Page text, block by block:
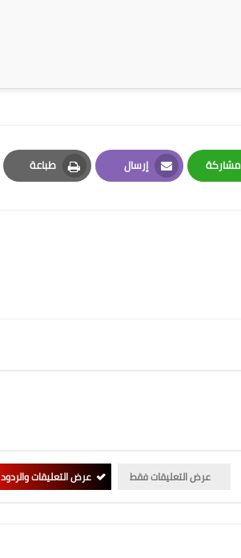
مشاركة
Whatsapp
إرسال
Email
طباعة
Print
عرض التعليقات فقط عرض التعليقات والردود